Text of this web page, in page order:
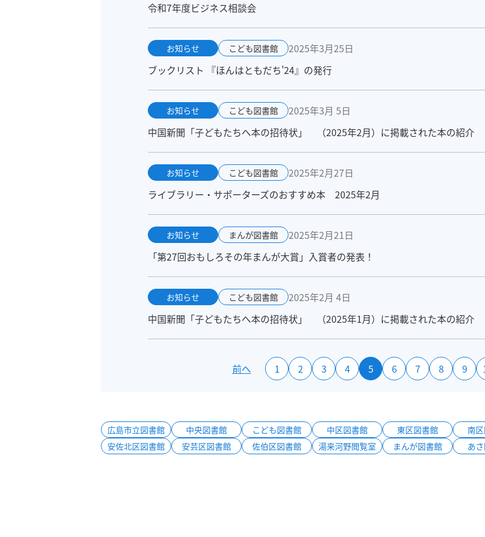
令和7年度ビジネス相談会
お知らせ こども図書館
2025年3月25日
ブックリスト 『ほんはともだち'24』の発行
お知らせ こども図書館
2025年3月 5日
中国新聞「子どもたちへ本の招待状」 （2025年2月）に掲載された本の紹介
お知らせ こども図書館
2025年2月27日
ライブラリー・サポーターズのおすすめ本 2025年2月
お知らせ まんが図書館
2025年2月21日
「第27回おもしろその年まんが大賞」入賞者の発表！
お知らせ こども図書館
2025年2月 4日
中国新聞「子どもたちへ本の招待状」 （2025年1月）に掲載された本の紹介
前へ 1 2 3 4 5 6 7 8 9
広島市立図書館 中央図書館 こども図書館 中区図書館 東区図書館 南
安佐北区図書館
安芸区図書館 佐伯区図書館 湯来河野閲覧室 まんが図書館 あ